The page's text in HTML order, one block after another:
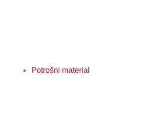
Potrošni material
garancija.